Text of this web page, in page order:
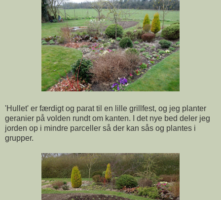
'Hullet' er færdigt og parat til en lille grillfest, og jeg planter
geranier på volden rundt om kanten. I det nye bed deler jeg
jorden op i mindre parceller så der kan sås og plantes i
grupper.